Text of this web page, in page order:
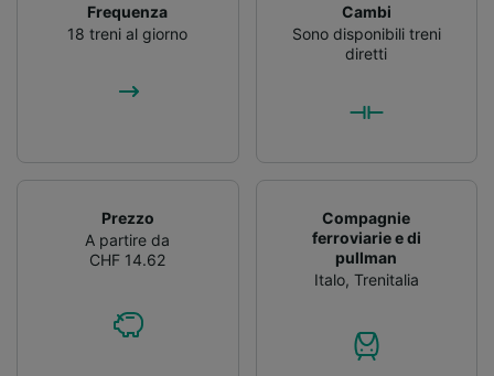
Frequenza
18 treni al giorno
Cambi
Sono disponibili treni
diretti
Prezzo
A partire da
CHF 14.62
Compagnie
ferroviarie e di
pullman
Italo, Trenitalia